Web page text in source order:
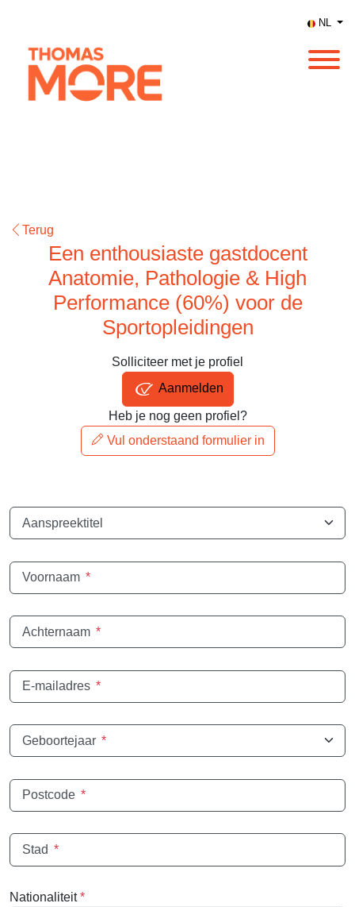
NL
Terug
Een enthousiaste gastdocent
Anatomie, Pathologie & High
Performance (60%) voor de
Sportopleidingen
Solliciteer met je profiel
Aanmelden
Heb je nog geen profiel?
Vul onderstaand formulier in
Aanspreektitel
Voornaam *
Achternaam *
E-mailadres *
Geboortejaar *
Postcode *
Stad *
Nationaliteit *